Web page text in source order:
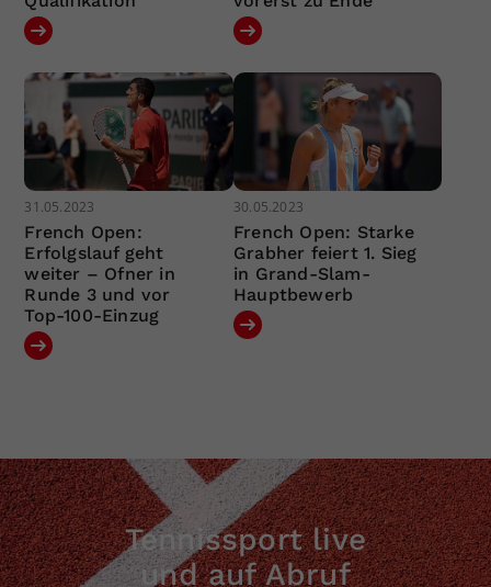
31.05.2023
French Open:
Erfolgslauf geht
weiter – Ofner in
Runde 3 und vor
Top-100-Einzug
30.05.2023
French Open: Starke
Grabher feiert 1. Sieg
in Grand-Slam-
Hauptbewerb
Tennissport live
und auf Abruf